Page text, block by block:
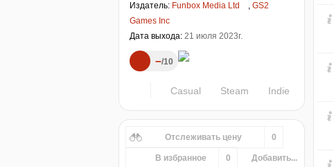
Издатель: Funbox Media Ltd , GS2
Games Inc
Дата выхода: 21 июля 2023г.
– 10
Casual Steam Indie
Отслеживать цену 0
В избранное 0 Добавить...